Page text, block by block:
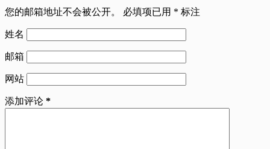
您的邮箱地址不会被公开。 必填项已用 * 标注
姓名
邮箱
网站
添加评论 *